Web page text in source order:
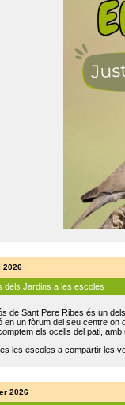
2026
dels Jardins a les escoles
de Sant Pere Ribes és un
en un fòrum del seu centre on
els ocells del pati,
les escoles a compartir les
2026